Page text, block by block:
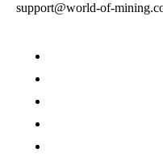
support@world-of-